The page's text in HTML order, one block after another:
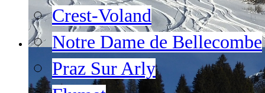
Crest-Voland
Notre Dame de Bellecombe
Praz Sur Arly